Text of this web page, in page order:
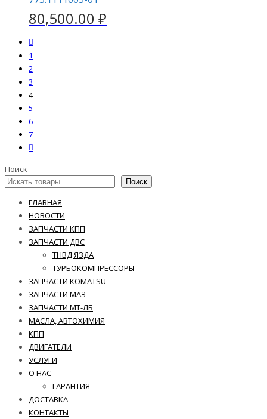
80,500.00 ₽
1
2
3
4
5
6
7
Поиск
Поиск
ГЛАВНАЯ
НОВОСТИ
ЗАПЧАСТИ КПП
ЗАПЧАСТИ ДВС
ТНВД ЯЗДА
ТУРБОКОМПРЕССОРЫ
ЗАПЧАСТИ KOMATSU
ЗАПЧАСТИ МАЗ
ЗАПЧАСТИ МТ-ЛБ
МАСЛА, АВТОХИМИЯ
КПП
ДВИГАТЕЛИ
УСЛУГИ
О НАС
ГАРАНТИЯ
ДОСТАВКА
КОНТАКТЫ